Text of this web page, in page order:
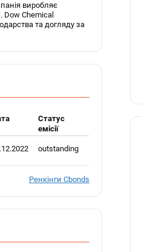
виробляє
Dow Chemical
та догляду за
Статус
емісії
outstanding
Ренкінги Cbonds